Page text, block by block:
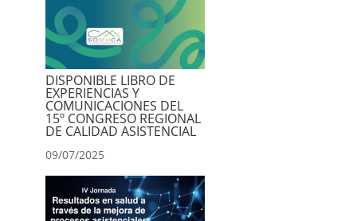
DISPONIBLE LIBRO DE
EXPERIENCIAS Y
COMUNICACIONES DEL
15º CONGRESO REGIONAL
DE CALIDAD ASISTENCIAL
09/07/2025